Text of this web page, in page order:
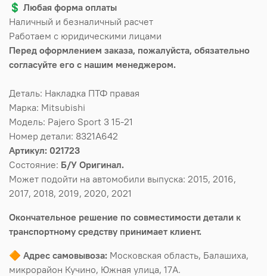
💲 Любая форма оплаты
Наличный и безналичный расчет
Работаем с юридическими лицами
Перед оформлением заказа, пожалуйста, обязательно
согласуйте его с нашим менеджером.
Деталь: Накладка ПТФ правая
Марка: Mitsubishi
Модель: Pajero Sport 3 15-21
Номер детали: 8321A642
Артикул: 021723
Состояние: Б/У Оригинал.
Может подойти на автомобили выпуска: 2015, 2016,
2017, 2018, 2019, 2020, 2021
Окончательное решение по совместимости детали к
транспортному средству принимает клиент.
🔶 Адрес самовывоза: Московская область, Балашиха,
микрорайон Кучино, Южная улица, 17А.